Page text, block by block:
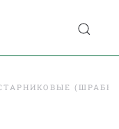
(ШРАБЫ)